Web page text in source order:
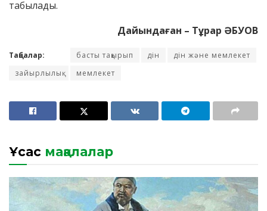
табылады.
Дайындаған – Тұрар ӘБУОВ
Таңбалар: басты тақырып дін
дін және мемлекет
зайырлылық
мемлекет
Ұқсас мақалалар